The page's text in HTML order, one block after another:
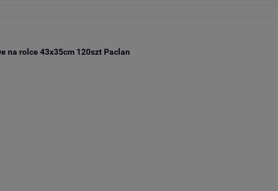
na rolce 43x35cm 120szt Paclan